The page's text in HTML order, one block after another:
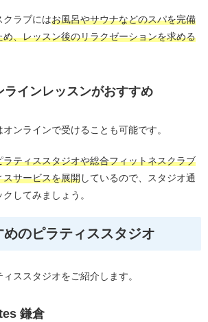
クラブにはお風呂やサウナなどのスパを完備
、レッスン後のリラクゼーションを求める
ラインレッスンがおすすめ
ンラインで受けることも可能です。
ティススタジオや総合フィットネスクラブ
スサービスを展開しているので、スタジオ通
してみましょう。
のピラティススタジオ
ススタジオをご紹介します。
鎌倉